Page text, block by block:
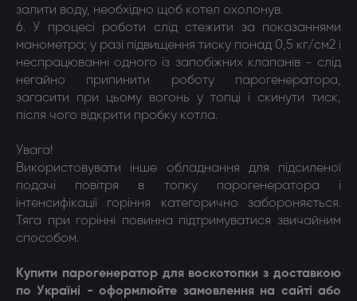
залити воду, необхідно щоб котел охолонув.
6. У процесі роботи слід стежити за показаннями
манометра; у разі підвищення тиску понад 0,5 кг/см2 і
неспрацюванні одного із запобіжних клапанів - слід
негайно припинити роботу парогенератора,
загасити при цьому вогонь у топці і скинути тиск,
після чого відкрити пробку котла.
Увага!
Використовувати інше обладнання для підсиленої
подачі повітря в топку парогенератора і
інтенсифікації горіння категорично забороняється.
Тяга при горінні повинна підтримуватися звичайним
способом.
Купити парогенератор для воскотопки з доставкою
по Україні - оформлюйте замовлення на сайті або